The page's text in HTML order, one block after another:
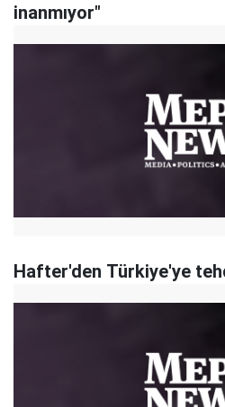
inanmıyor"
Hafter'den Türkiye'ye